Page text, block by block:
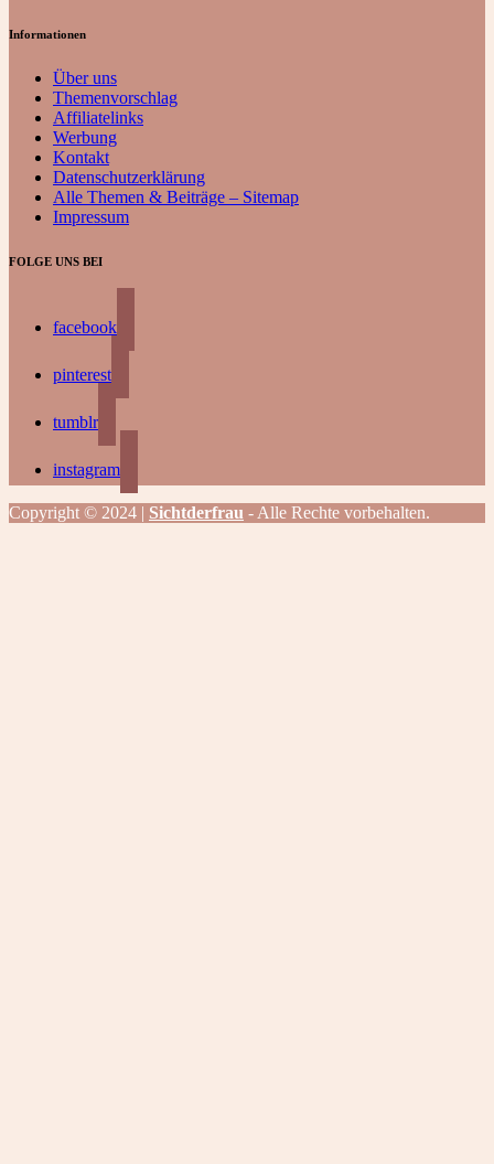
Informationen
Über uns
Themenvorschlag
Affiliatelinks
Werbung
Kontakt
Datenschutzerklärung
Alle Themen & Beiträge – Sitemap
Impressum
FOLGE UNS BEI
facebook
pinterest
tumblr
instagram
Copyright © 2024 | Sichtderfrau - Alle Rechte vorbehalten.